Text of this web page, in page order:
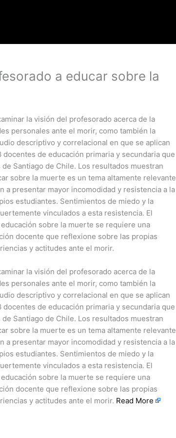
a educar sobre la
la visión del profesorado acerca de la
personales ante el morir, como también la
descriptivo y correlacional en que se aplican
de educación primaria y secundaria que
Santiago de Chile. Los resultados muestran
sobre la muerte es un tema altamente relevante
a presentar mayor incomodidad y resistencia a la
estudiantes. Sentimientos de miedo y la
vinculados a esta resistencia. El
sobre la muerte se requiere una
docente que reflexione sobre las propias
y actitudes ante el morir.
la visión del profesorado acerca de la
personales ante el morir, como también la
descriptivo y correlacional en que se aplican
de educación primaria y secundaria que
Santiago de Chile. Los resultados muestran
sobre la muerte es un tema altamente relevante
a presentar mayor incomodidad y resistencia a la
estudiantes. Sentimientos de miedo y la
vinculados a esta resistencia. El
sobre la muerte se requiere una
docente que reflexione sobre las propias
y actitudes ante el morir. Read More